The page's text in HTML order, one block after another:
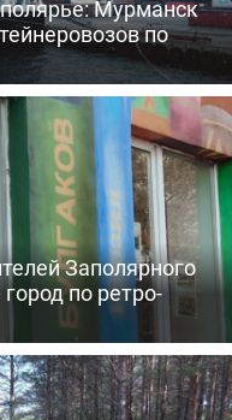
Мурманск
по
Заполярного
по ретро-